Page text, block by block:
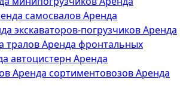
самосваловАренда
экскаваторов-погрузчиковАренда
траловАренда фронтальных
автоцистерн Аренда
Аренда сортиментовозовАренда